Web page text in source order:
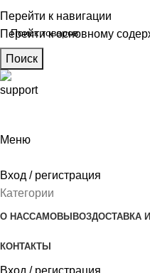
Перейти к навигации
Перейти к основному
Поиск
Меню
Вход / регистрация
Категории
О НАССАМОВЫВОЗДОСТАВКА
КОНТАКТЫ
Вход / регистрация